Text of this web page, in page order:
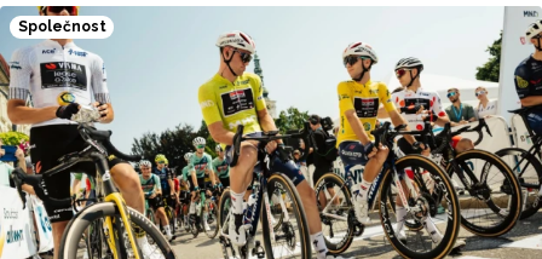
zaznamenaných přestupků zde oproti prvním měsícům
výrazně klesl, v některých lokalitách až o polovinu.
O dopravě, ale i o případech, která musela Městská
policie Olomouc (MPO) řešit mluvil v pocastu Radia
Metropole s Tomášem Gottwaldem mluvčí MPO Petr
Čunderle.
Společnost